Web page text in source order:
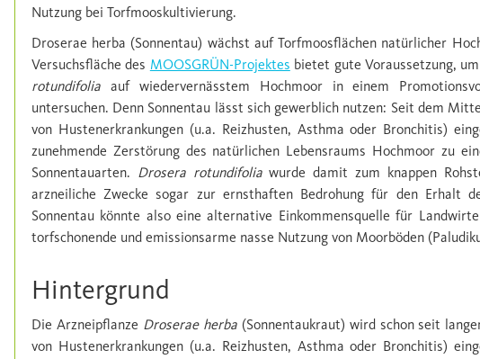
Nutzung bei Torfmooskultivierung.
Droserae herba (Sonnentau) wächst auf Torfmoosflächen natürlicher
Versuchsfläche des MOOSGRÜN-Projektes bietet gute Voraussetzung,
rotundifolia auf wiedervernässtem Hochmoor in einem
untersuchen. Denn Sonnentau lässt sich gewerblich nutzen: Seit dem
von Hustenerkrankungen (u.a. Reizhusten, Asthma oder Bronchitis)
zunehmende Zerstörung des natürlichen Lebensraums Hochmoor zu
Sonnentauarten. Drosera rotundifoliawurde damit zum knappen
arzneiliche Zwecke sogar zur ernsthaften Bedrohung für den Erhalt
Sonnentau könnte also eine alternative Einkommensquelle für
torfschonende und emissionsarme nasse Nutzung von Moorböden
Hintergrund
Die Arzneipflanze Droserae herba(Sonnentaukraut) wird schon seit
von Hustenerkrankungen (u.a. Reizhusten, Asthma oder Bronchitis)